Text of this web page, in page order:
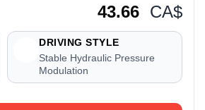
43.66 CA$
DRIVING STYLE
Stable Hydraulic Pressure
Modulation